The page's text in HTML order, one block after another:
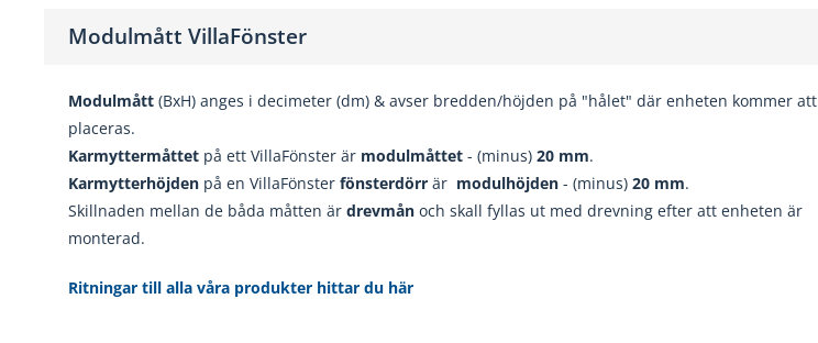
Modulmått VillaFönster
Modulmått(BxH) anges i decimeter (dm) & avser bredden/höjden på "hålet" där enheten kommer att
placeras.
Karmyttermåttet på ett VillaFönster är modulmåttet- (minus) 20 mm.
Karmytterhöjden på en VillaFönster fönsterdörrär modulhöjden - (minus) 20 mm.
Skillnaden mellan de båda måtten är drevmånoch skall fyllas ut med drevning efter att enheten är
monterad.
Ritningar till alla våra produkter hittar du här